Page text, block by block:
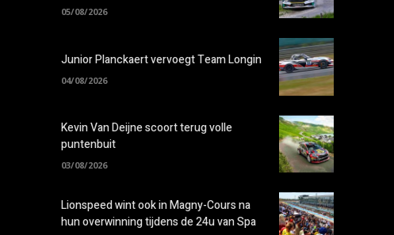
05/08/2026
Junior Planckaert vervoegt Team Longin
04/08/2026
Kevin Van Deijne scoort terug volle
puntenbuit
03/08/2026
Lionspeed wint ook in Magny-Cours na
hun overwinning tijdens de 24u van Spa